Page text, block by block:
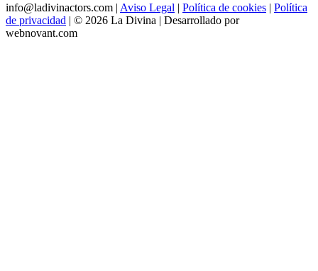
info@ladivinactors.com | Aviso Legal | Política de cookies | Política
de privacidad | © 2026 La Divina | Desarrollado por
webnovant.com